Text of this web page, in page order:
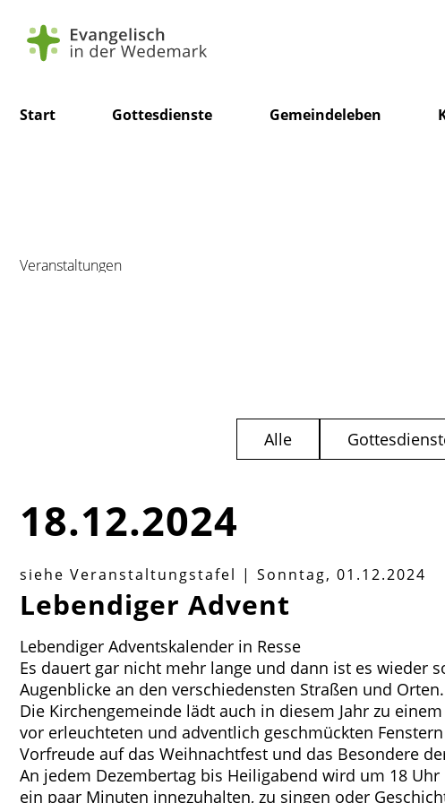
überspringen
Start Gottesdienste Gemeindeleben
Veranstaltungen
18.12.2024
Alle
siehe Veranstaltungstafel | Sonntag, 01.12.2024
Lebendiger Advent
Lebendiger Adventskalender in Resse
Es dauert gar nicht mehr lange und dann ist es wieder
Augenblicke an den verschiedensten Straßen und Orten.
Die Kirchengemeinde lädt auch in diesem Jahr zu
vor erleuchteten und adventlich geschmückten
Vorfreude auf das Weihnachtfest und das Besondere
An jedem Dezembertag bis Heiligabend wird um 18
ein paar Minuten innezuhalten, zu singen oder